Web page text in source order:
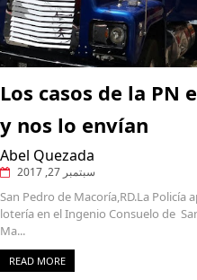
Los casos de la PN
y nos lo envían
Abel Quezada
سبتمبر 27, 2017
San Pedro de Macoría,RD.La Policía
lotería en el Ingenio Consuelo de
Ma...
READ MORE